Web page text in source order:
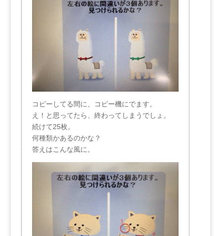
コピーしてる間に、コピー機にでます。
え！と思ってたら、終わってしまうでしょ。
続けて25枚。
何種類かあるのかな？
答えはこんな風に。